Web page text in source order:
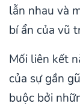
lẫn nhau và
bí ẩn của vũ
Mối liên kết
của sự gần
buộc bởi